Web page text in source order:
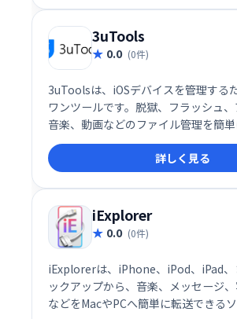
3uTools
0.0 (0件)
3uToolsは、iOSデバイスを管理する
ワンツールです。脱獄、フラッシュ、
音楽、動画などのファイル管理を簡単
iPhoneユーザーの様々なニーズに対
操作性を向上させる便利な機能が満載
詳しく見る
iExplorer
0.0 (0件)
iExplorerは、iPhone、iPod、iPad
ックアップから、音楽、メッセージ
などをMacやPCへ簡単に転送できる